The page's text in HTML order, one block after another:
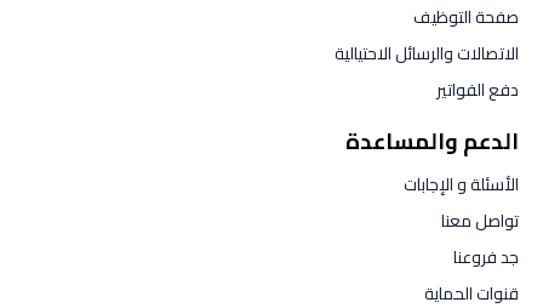
صفحة التوظيف
الاتصالات والرسائل الاحتيالية
دفع الفواتير
الدعم والمساعدة
الأسئلة و الإجابات
تواصل معنا
جد فروعنا
قنوات الحماية